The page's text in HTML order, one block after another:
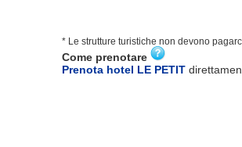
* Le strutture turistiche non devono
Come prenotare
Prenota hotel LE PETIT